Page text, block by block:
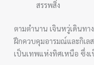
สรรพสิ่ง
ตามตำนาน เจินหวู่เดินทา
ฝึกควบคุมอารมณ์และกิเล
เป็นเทพแห่งทิศเหนือ ซึ่ง